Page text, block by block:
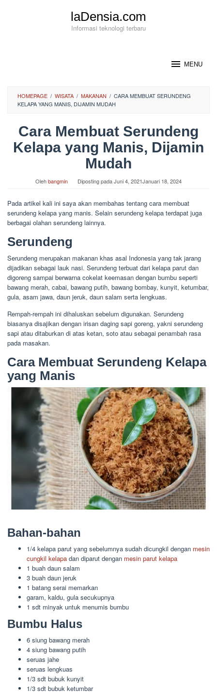
laDensia.com
Informasi teknologi terbaru
MENU
HOMEPAGE / WISATA / MAKANAN / CARA MEMBUAT SERUNDENG
KELAPA YANG MANIS, DIJAMIN MUDAH
Cara Membuat Serundeng
Kelapa yang Manis, Dijamin
Mudah
Olehbangmin Diposting padaJuni 4, 2021Januari 18, 2024
Pada artikel kali ini saya akan membahas tentang cara membuat
serundeng kelapa yang manis. Selain serundeng kelapa terdapat juga
berbagai olahan serundeng lainnya.
Serundeng
Serundeng merupakan makanan khas asal Indonesia yang tak jarang
dijadikan sebagai lauk nasi. Serundeng terbuat dari kelapa parut dan
digoreng sampai berwarna cokelat keemasan dengan bumbu seperti
bawang merah, cabai, bawang putih, bawang bombay, kunyit, ketumbar,
gula, asam jawa, daun jeruk, daun salam serta lengkuas.
Rempah-rempah ini dihaluskan sebelum digunakan. Serundeng
biasanya disajikan dengan irisan daging sapi goreng, yakni serundeng
sapi atau ditaburkan di atas ketan, soto atau sebagai penambah rasa
pada masakan.
Cara Membuat Serundeng Kelapa
yang Manis
Bahan-bahan
1/4 kelapa parut yang sebelumnya sudah dicungkil dengan mesin
cungkil kelapa dan diparut dengan mesin parut kelapa
1 buah daun salam
3 buah daun jeruk
1 batang serai memarkan
garam, kaldu, gula secukupnya
1 sdt minyak untuk menumis bumbu
Bumbu Halus
6 siung bawang merah
4 siung bawang putih
seruas jahe
seruas lengkuas
1/3 sdt bubuk kunyit
1/3 sdt bubuk ketumbar